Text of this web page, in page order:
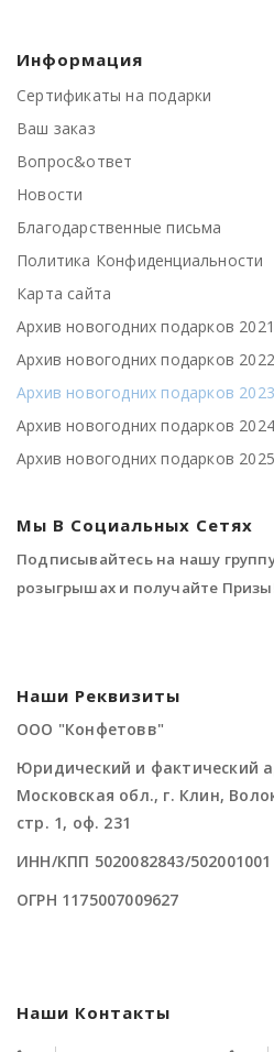
Информация
Сертификаты на подарки
Ваш заказ
Вопрос&ответ
Новости
Благодарственные письма
Политика Конфиденциальности
Карта сайта
Архив новогодних подарков 2021
Архив новогодних подарков 2022
Архив новогодних подарков 2023
Архив новогодних подарков 2024
Архив новогодних подарков 2025
Мы В Социальных Сетях
Подписывайтесь на нашу
розыгрышах и получайте
Наши Реквизиты
ООО "Конфетовв"
Юридический и фактический
Московская обл., г. Клин,
стр. 1, оф. 231
ИНН/КПП 5020082843/502001001
ОГРН 1175007009627
Наши Контакты